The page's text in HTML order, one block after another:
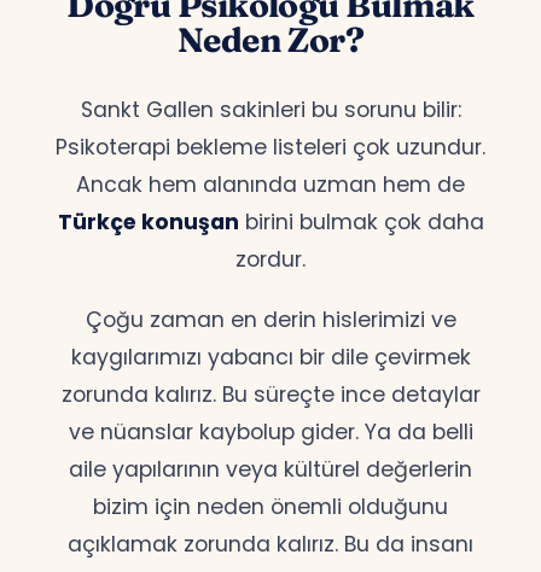
Neden Zor?
Sankt Gallen sakinleri bu sorunu bilir:
Psikoterapi bekleme listeleri çok uzundur.
Ancak hem alanında uzman hem de
Türkçe konuşan birini bulmak çok daha
zordur.
Çoğu zaman en derin hislerimizi ve
kaygılarımızı yabancı bir dile çevirmek
zorunda kalırız. Bu süreçte ince detaylar
ve nüanslar kaybolup gider. Ya da belli
aile yapılarının veya kültürel değerlerin
bizim için neden önemli olduğunu
açıklamak zorunda kalırız. Bu da insanı